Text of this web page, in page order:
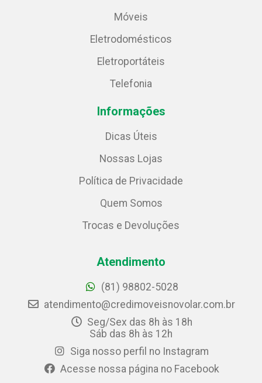
Móveis
Eletrodomésticos
Eletroportáteis
Telefonia
Informações
Dicas Úteis
Nossas Lojas
Política de Privacidade
Quem Somos
Trocas e Devoluções
Atendimento
(81) 98802-5028
atendimento@credimoveisnovolar.com.br
Seg/Sex das 8h às 18h
Sáb das 8h às 12h
Siga nosso perfil no Instagram
Acesse nossa página no Facebook